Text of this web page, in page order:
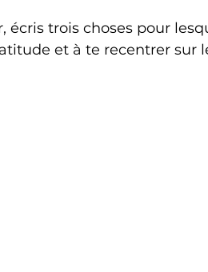
écris trois choses pour
et à te recentrer sur